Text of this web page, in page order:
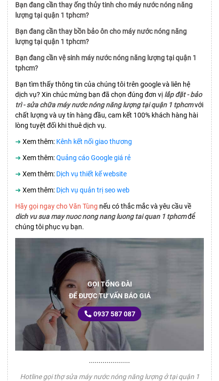
Bạn đang cần thay ống thủy tinh cho máy nước nóng năng
lượng tại quận 1 tphcm?
Bạn đang cần thay bồn bảo ôn cho máy nước nóng năng
lượng tại quận 1 tphcm?
Bạn đang cần vệ sinh máy nước nóng năng lượng tại quận 1
tphcm?
Bạn tìm thấy thông tin của chúng tôi trên google và liên hệ
dịch vụ? Xin chúc mừng bạn đã chọn đúng đơn vị lắp đặt - bảo
trì - sửa chữa máy nước nóng năng lượng tại quận 1 tphcmvới
chất lượng và uy tín hàng đầu, cam kết 100% khách hàng hài
lòng tuyệt đối khi thuê dịch vụ.
➜ Xem thêm: Kênh kết nối giao thương
➜ Xem thêm:Quảng cáo Google giá rẻ
➜ Xem thêm: Dịch vụ thiết kế website
➜ Xem thêm: Dịch vụ quản trị seo web
Hãy gọi ngay cho Văn Tùng nếu có thắc mắc và yêu cầu về
dich vu sua may nuoc nong nang luong tai quan 1 tphcmđể
chúng tôi phục vụ bạn.
GỌI TỔNG ĐÀI
ĐỂ ĐƯỢC TƯ VẤN BÁO GIÁ
0937 587 087
.....................
Hotline gọi thợ sửa máy nước nóng năng lượng ở tại quận 1